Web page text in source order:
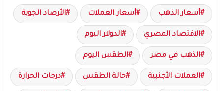
أسعار الذهب أسعار العملات الأرصاد الجوية
الاقتصاد المصري الدولار اليوم
الذهب في مصر الطقس اليوم
العملات الأجنبية حالة الطقس درجات الحرارة